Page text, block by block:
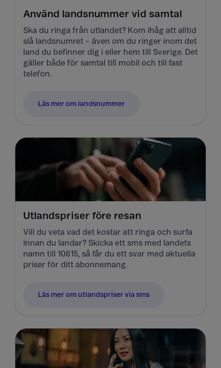
Använd landsnummer vid samtal
Ska du ringa från utlandet? Kom ihåg att alltid
slå landsnumret – även om du ringer inom det
land du befinner dig i eller hem till Sverige. Det
gäller både för samtal till mobil och till fast
telefon.
Läs mer om landsnummer
Utlandspriser före resan
Vill du veta vad det kostar att ringa och surfa
innan du landar? Skicka ett sms med landets
namn till 10615, så får du ett svar med aktuella
priser för ditt abonnemang.
Läs mer om utlandspriser via sms